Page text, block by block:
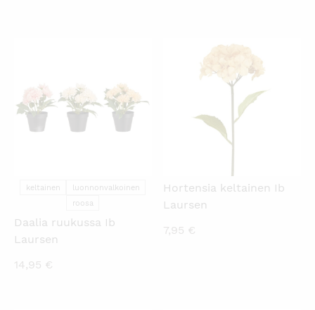
keltainen
luonnonvalkoinen
roosa
Daalia ruukussa Ib
Laursen
14,95 €
KATSO PIKANÄKYMÄ
Hortensia keltainen Ib
Laursen
7,95 €